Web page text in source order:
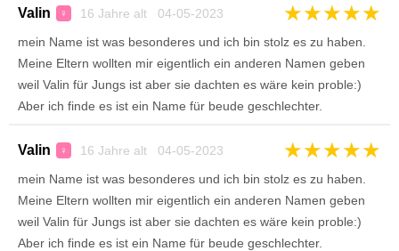
Valin ♀ 16 Jahre alt 04-05-2023 ★★★★★
mein Name ist was besonderes und ich bin stolz es zu haben.
Meine Eltern wollten mir eigentlich ein anderen Namen geben
weil Valin für Jungs ist aber sie dachten es wäre kein proble:)
Aber ich finde es ist ein Name für beude geschlechter.
Valin ♀ 16 Jahre alt 04-05-2023 ★★★★★
mein Name ist was besonderes und ich bin stolz es zu haben.
Meine Eltern wollten mir eigentlich ein anderen Namen geben
weil Valin für Jungs ist aber sie dachten es wäre kein proble:)
Aber ich finde es ist ein Name für beude geschlechter.